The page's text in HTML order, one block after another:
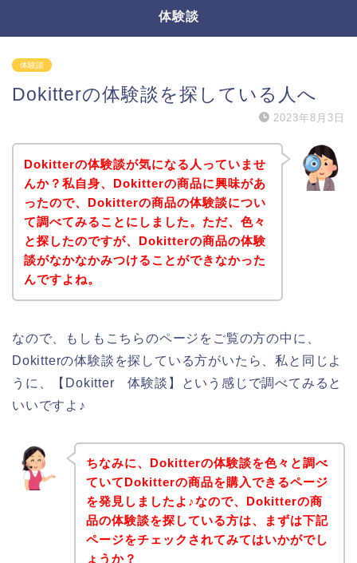
体験談
体験談
Dokitterの体験談を探している人へ
2023年8月3日
Dokitterの体験談が気になる人っていませ
んか？私自身、Dokitterの商品に興味があ
ったので、Dokitterの商品の体験談につい
て調べてみることにしました。ただ、色々
と探したのですが、Dokitterの商品の体験
談がなかなかみつけることができなかった
んですよね。
なので、もしもこちらのページをご覧の方の中に、
Dokitterの体験談を探している方がいたら、私と同じよ
うに、【Dokitter 体験談】という感じで調べてみると
いいですよ♪
ちなみに、Dokitterの体験談を色々と調べ
ていてDokitterの商品を購入できるページ
を発見しましたよ♪なので、Dokitterの商
品の体験談を探している方は、まずは下記
ページをチェックされてみてはいかがでし
ょうか？